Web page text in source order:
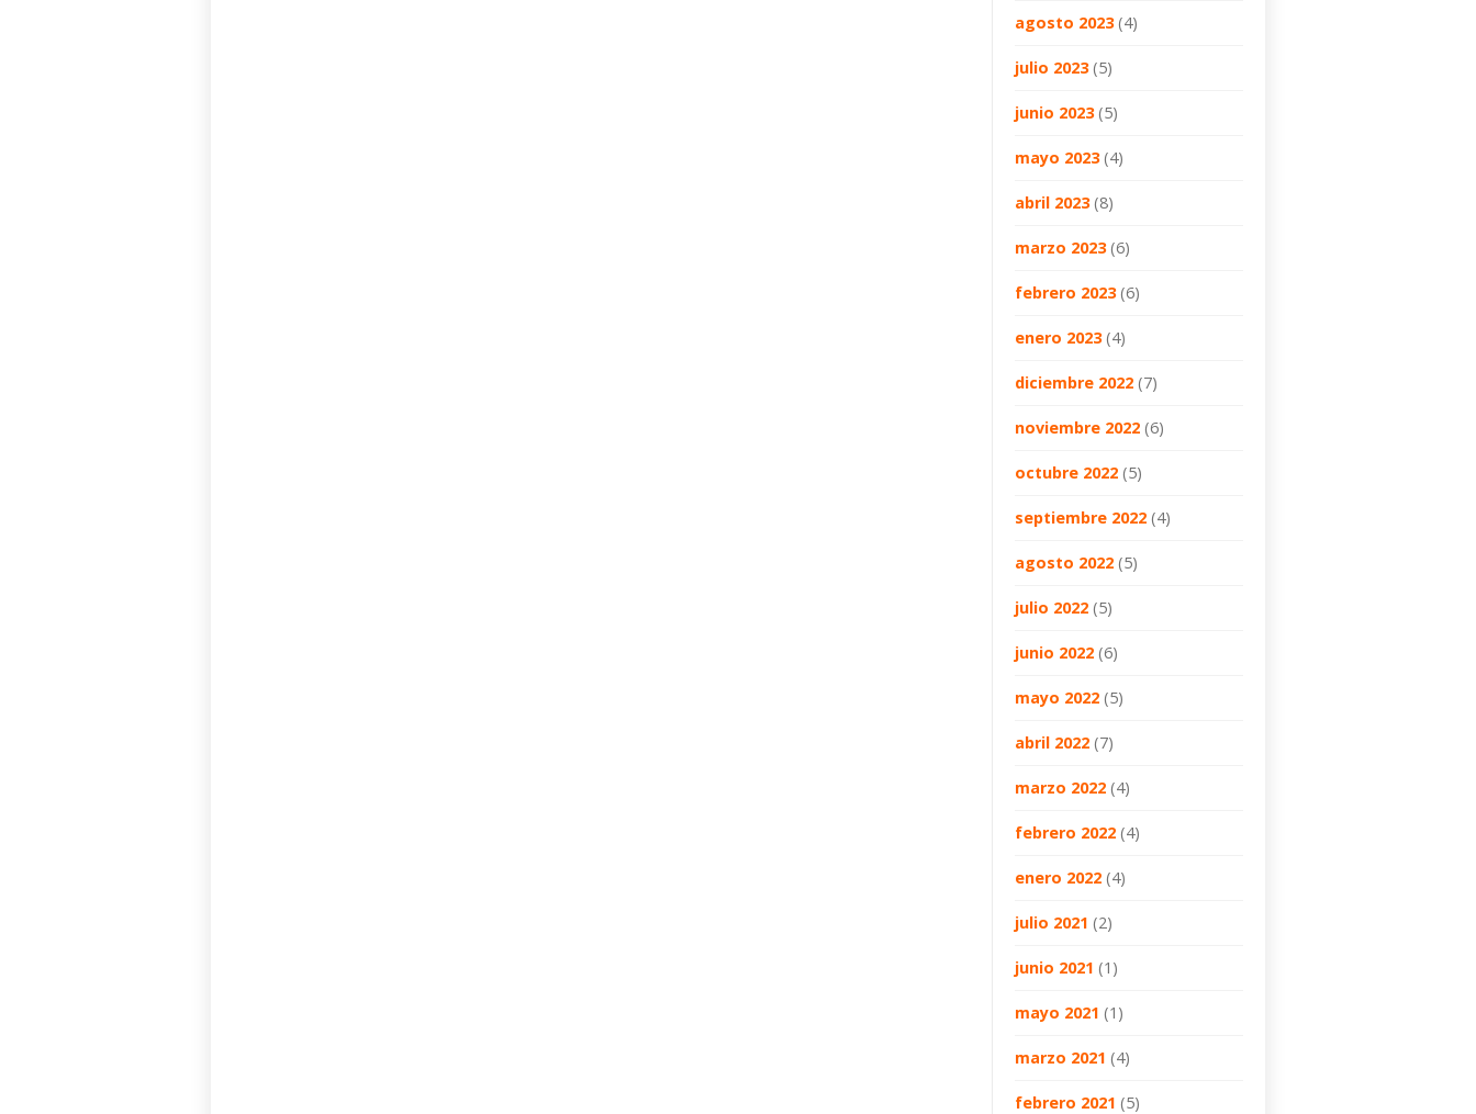
agosto 2023(4)
julio 2023(5)
junio 2023(5)
mayo 2023(4)
abril 2023(8)
marzo 2023(6)
febrero 2023(6)
enero 2023(4)
diciembre 2022 (7)
noviembre 2022 (6)
octubre 2022 (5)
septiembre 2022 (4)
agosto 2022 (5)
julio 2022 (5)
junio 2022 (6)
mayo 2022 (5)
abril 2022 (7)
marzo 2022 (4)
febrero 2022 (4)
enero 2022 (4)
julio 2021 (2)
junio 2021 (1)
mayo 2021 (1)
marzo 2021 (4)
febrero 2021 (5)